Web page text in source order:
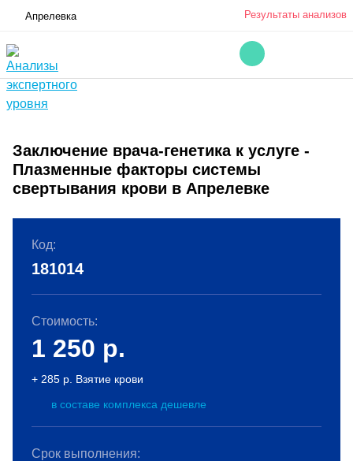
Апрелевка Результаты анализов
Заключение врача-генетика к услуге -
Плазменные факторы системы
свертывания крови в Апрелевке
Код:
181014
Стоимость:
1 250 р.
+ 285 р. Взятие крови
в составе комплекса дешевле
Срок выполнения: